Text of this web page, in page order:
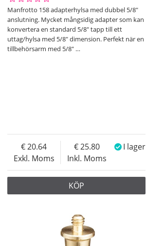
Manfrotto 158 adapterhylsa med dubbel 5/8"
anslutning. Mycket mångsidig adapter som kan
konvertera en standard 5/8" tapp till ett
uttag/hylsa med 5/8" dimension. Perfekt när en
tillbehörsarm med 5/8" …
Exkl. Moms
20.64
Inkl. Moms
25.80 I lager
KÖP